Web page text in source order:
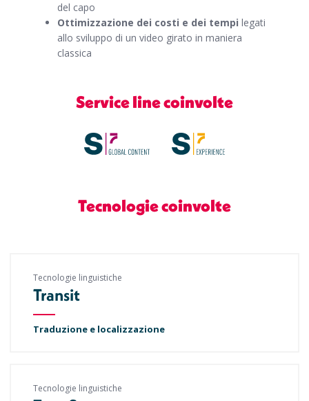
del capo
Ottimizzazione dei costi e dei tempi legati
allo sviluppo di un video girato in maniera
classica
Service line coinvolte
Tecnologie coinvolte
Tecnologie linguistiche
Transit
Traduzione e localizzazione
Tecnologie linguistiche